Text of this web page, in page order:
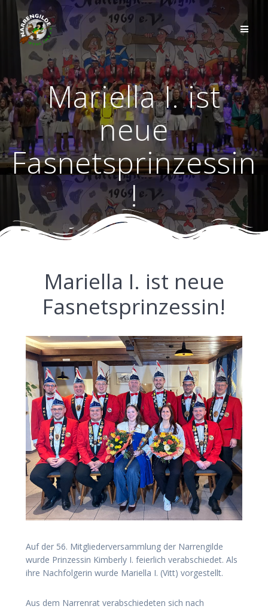
Zum
Inhalt
springen
Mariella I. ist
neue
Fasnetsprinzessin
!
Mariella I. ist neue
Fasnetsprinzessin!
Auf der 56. Mitgliederversammlung der Narrengilde
wurde Prinzessin Kimberly I. feierlich verabschiedet. Als
ihre Nachfolgerin wurde Mariella I. (Vitt) vorgestellt.
Aus dem Narrenrat verabschiedeten sich nach